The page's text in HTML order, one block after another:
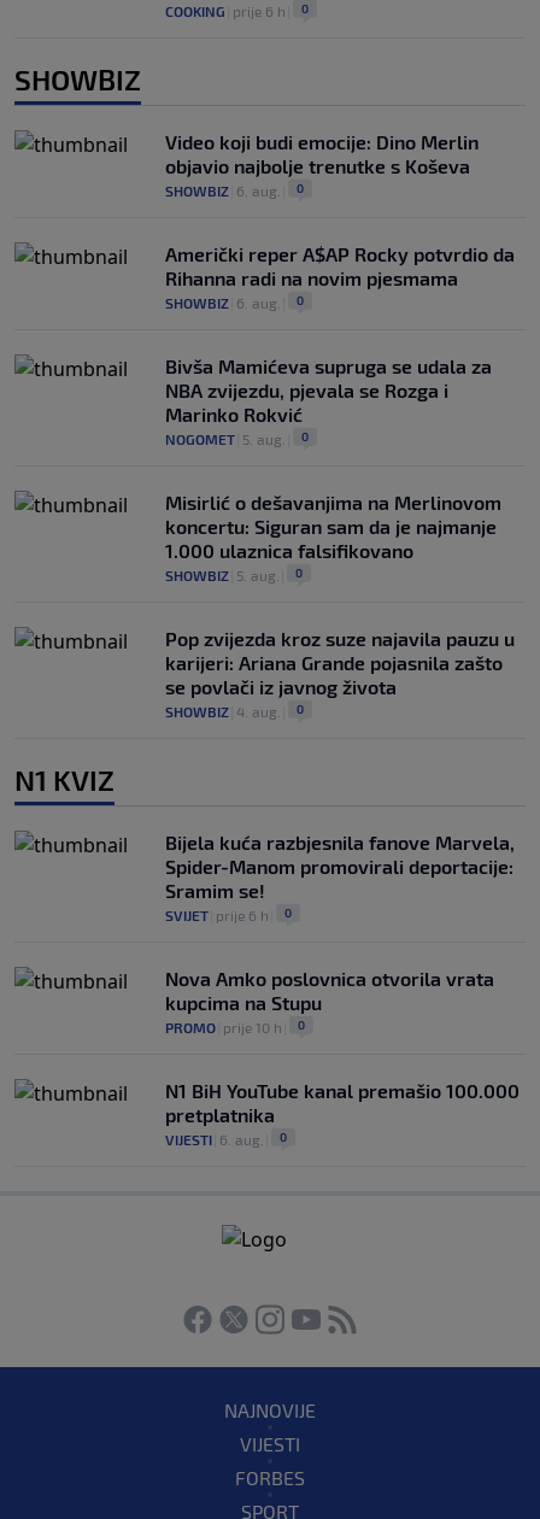
COOKING prije 6 h 0
SHOWBIZ
Video koji budi emocije: Dino Merlin
objavio najbolje trenutke s Koševa
SHOWBIZ 6. aug. 0
Američki reper A$AP Rocky potvrdio da
Rihanna radi na novim pjesmama
SHOWBIZ 6. aug. 0
Bivša Mamićeva supruga se udala za
NBA zvijezdu, pjevala se Rozga i
Marinko Rokvić
NOGOMET 5. aug. 0
Misirlić o dešavanjima na Merlinovom
koncertu: Siguran sam da je najmanje
1.000 ulaznica falsifikovano
SHOWBIZ 5. aug. 0
Pop zvijezda kroz suze najavila pauzu u
karijeri: Ariana Grande pojasnila zašto
se povlači iz javnog života
SHOWBIZ 4. aug. 0
N1 KVIZ
Bijela kuća razbjesnila fanove Marvela,
Spider-Manom promovirali deportacije:
Sramim se!
SVIJET prije 6 h 0
Nova Amko poslovnica otvorila vrata
kupcima na Stupu
PROMO prije 10 h 0
N1 BiH YouTube kanal premašio 100.000
pretplatnika
VIJESTI 6. aug. 0
NAJNOVIJE
VIJESTI
FORBES
SPORT